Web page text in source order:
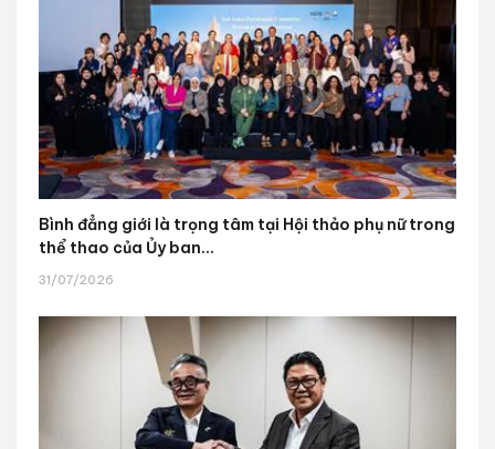
Bình đẳng giới là trọng tâm tại Hội thảo phụ nữ trong
thể thao của Ủy ban...
31/07/2026